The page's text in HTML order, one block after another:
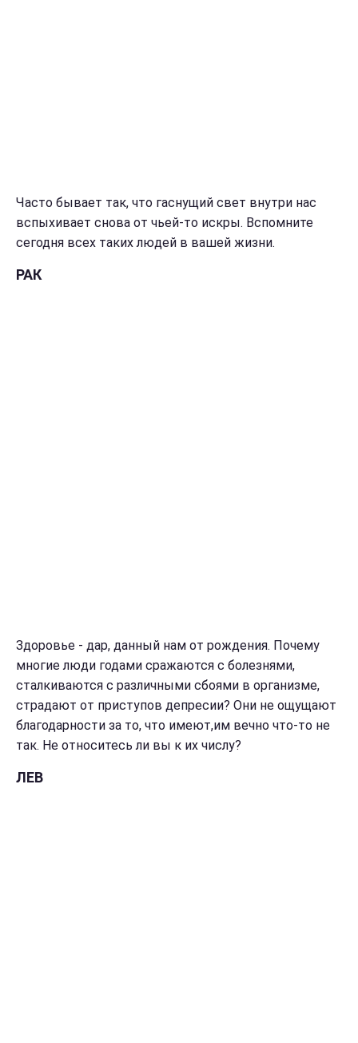
Часто бывает так, что гаснущий свет внутри нас
вспыхивает снова от чьей-то искры. Вспомните
сегодня всех таких людей в вашей жизни.
РАК
Здоровье - дар, данный нам от рождения. Почему
многие люди годами сражаются с болезнями,
сталкиваются с различными сбоями в организме,
страдают от приступов депресии? Они не ощущают
благодарности за то, что имеют,им вечно что-то не
так. Не относитесь ли вы к их числу?
ЛЕВ